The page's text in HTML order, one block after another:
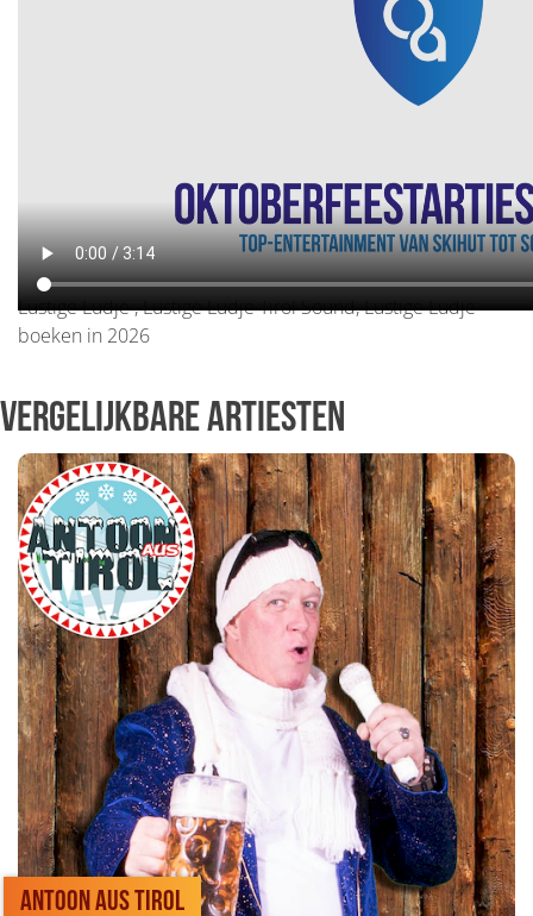
Lustige Ludje, schlagerzanger Lustige Ludjek , tiroler
muzikant Lustige Ludje, volksmuziek Lustige Ludje , prijs
Lustige Ludje , gage Lustige Ludje , artiestenburo Lustige
Ludje , artiestenbureau Lustige Ludje , management
Lustige Ludje , Lustige Ludje Tirol Sound, Lustige Ludje
boeken in 2026
Vergelijkbare artiesten
Antoon aus Tirol